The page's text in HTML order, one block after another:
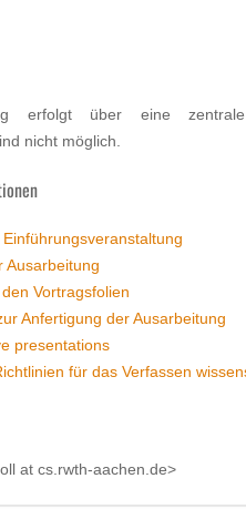
erfolgt über eine zentrale
nicht möglich.
Ausarbeitung
Vortragsfolien
Anfertigung der Ausarbeitung
presentations
für das Verfassen
at cs.rwth-aachen.de>